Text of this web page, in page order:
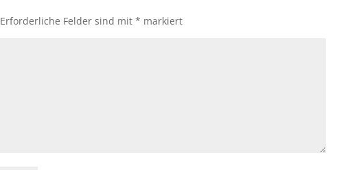
Erforderliche Felder sind mit* markiert